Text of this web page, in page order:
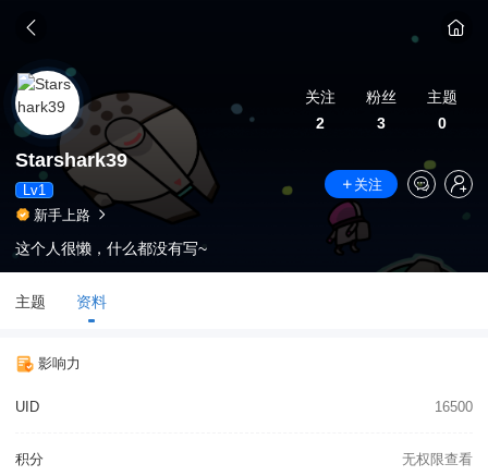
关注
2
粉丝
3
主题
0
Starshark39
Lv1
关注
新手上路
这个人很懒，什么都没有写~
主题 资料
影响力
UID 16500
积分 无权限查看